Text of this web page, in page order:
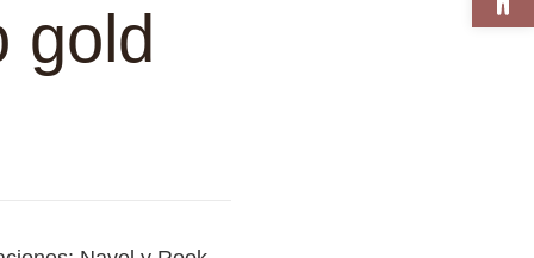
gold